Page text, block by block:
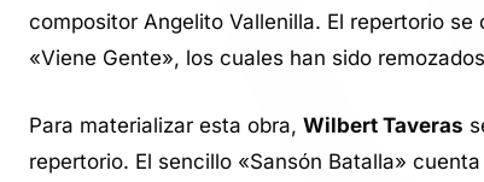
compositor Angelito Vallenilla. El repertorio
«Viene Gente», los cuales han sido
Para materializar esta obra, Wilbert Taveras
repertorio. El sencillo «Sansón Batalla»